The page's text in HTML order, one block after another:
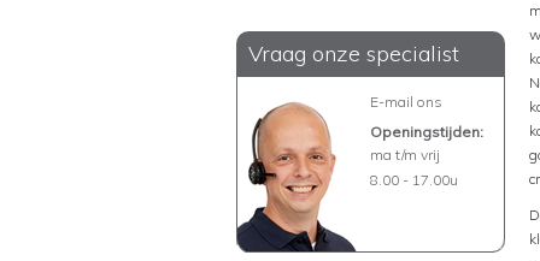
Vraag onze specialist
E-mail ons
Openingstijden:
ma t/m vrij
8.00 - 17.00u